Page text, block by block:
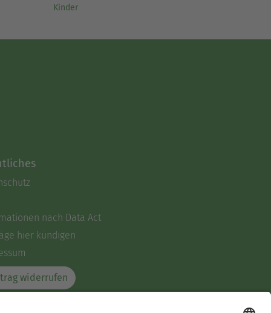
Kinder
nach Data Act
hier kündigen
widerrufen